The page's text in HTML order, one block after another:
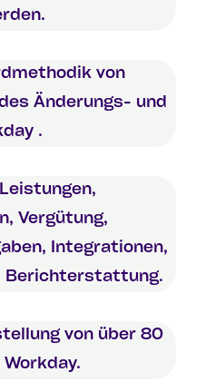
von
Änderungs- und
.
Vergütung,
Integrationen,
Berichterstattung.
von über 80